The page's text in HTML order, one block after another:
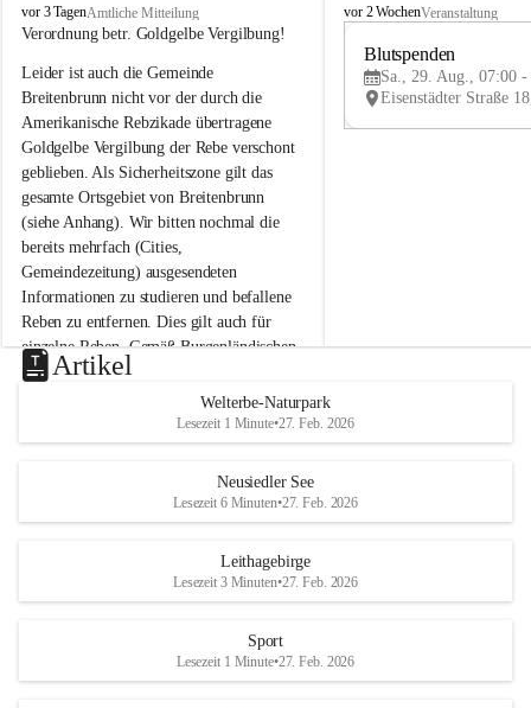
B
r
i
t
e
n
b
r
u
n
n
a
m
N
e
u
s
d
S
vor 3 TagenAmtliche Mitteilung
Verordnung betr. Goldgelbe Vergilbung!
Leider ist auch die Gemeinde
Breitenbrunn nicht vor der durch die
Amerikanische Rebzikade übertragene
Goldgelbe Vergilbung der Rebe verschont
geblieben. Als Sicherheitszone gilt das
gesamte Ortsgebiet von Breitenbrunn
(siehe Anhang). Wir bitten nochmal die
bereits mehrfach (Cities,
Gemeindezeitung) ausgesendeten
Informationen zu studieren und befallene
Reben zu entfernen. Dies gilt auch für
einzelne Reben. Gemäß Burgenländischen
Weinbaugesetz sind nicht gepflegte oder
unzulässige Weingärten zu roden! Bitte
helfen wir zusammen um unsere Winzer
vor den prognostizierten Ernteausfällen
und den daraus folgenden wirtschaftlichen
Maßnahmen zur Bekämpfung
Rebe und der Amerikanischen
B
e
u
e
d
r
S
vor 2 WochenVeranstaltung
Blutspenden
Sa., 29. Aug., 07:00 -
Artikel
Welterbe-Naturpark
Lesezeit 1 Minute•27. Feb. 2026
Neusiedler See
Lesezeit 6 Minuten•27. Feb. 2026
Leithagebirge
Lesezeit 3 Minuten•27. Feb. 2026
Sport
Lesezeit 1 Minute•27. Feb. 2026